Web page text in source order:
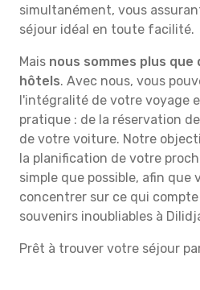
simultanément, vous
séjour idéal en toute facilité.
Mais nous sommes plus
hôtels. Avec nous, vous
l'intégralité de votre voyage
pratique : de la réservation
de votre voiture. Notre
la planification de votre
simple que possible, afin que
concentrer sur ce qui
souvenirs inoubliables à
Prêt à trouver votre séjour